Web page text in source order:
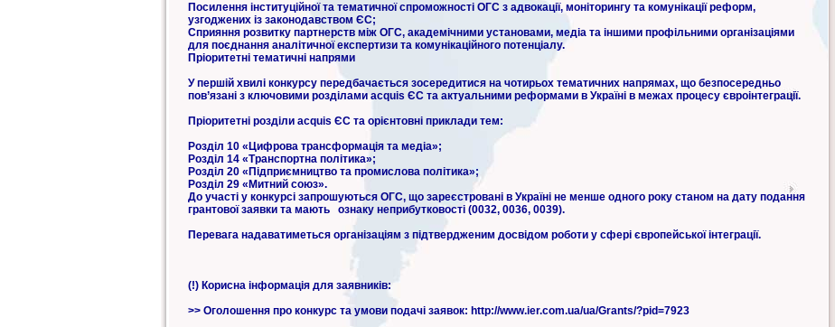
Посилення інституційної та тематичної спроможності ОГС з адвокації, моніторингу та комунікації реформ,
узгоджених із законодавством ЄС;
Сприяння розвитку партнерств між ОГС, академічними установами, медіа та іншими профільними організаціями
для поєднання аналітичної експертизи та комунікаційного потенціалу.
Пріоритетні тематичні напрями
У першій хвилі конкурсу передбачається зосередитися на чотирьох тематичних напрямах, що безпосередньо
пов’язані з ключовими розділами acquis ЄС та актуальними реформами в Україні в межах процесу євроінтеграції.
Пріоритетні розділи acquis ЄС та орієнтовні приклади тем:
Розділ 10 «Цифрова трансформація та медіа»;
Розділ 14 «Транспортна політика»;
Розділ 20 «Підприємництво та промислова політика»;
Розділ 29 «Митний союз».
До участі у конкурсі запрошуються ОГС, що зареєстровані в Україні не менше одного року станом на дату подання
грантової заявки та мають ознаку неприбутковості (0032, 0036, 0039).
Перевага надаватиметься організаціям з підтвердженим досвідом роботи у сфері європейської інтеграції.
(!) Корисна інформація для заявників:
>> Оголошення про конкурс та умови подачі заявок: http://www.ier.com.ua/ua/Grants/?pid=7923